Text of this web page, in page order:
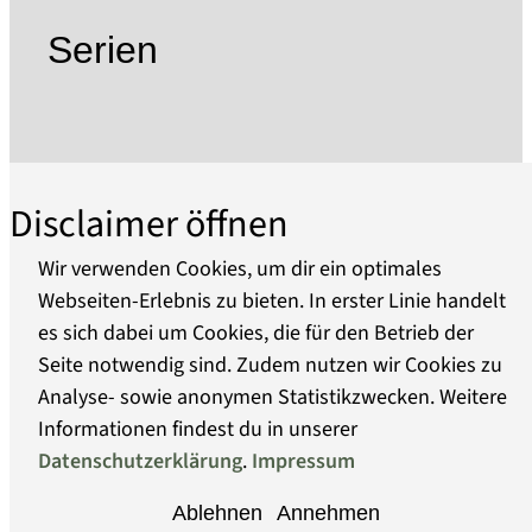
Rahmen von Sonderveranstaltung oder nach
Das Heimatmuseum Stadt Teltow befindet sich
in Trägerschaft des Heimatvereins Stadt Teltow
Serien
Über uns
Barrierefreiheit
Datenschutz
Disclaimer öffnen
Wir verwenden Cookies, um dir ein optimales
Webseiten-Erlebnis zu bieten. In erster Linie handelt
es sich dabei um Cookies, die für den Betrieb der
Seite notwendig sind. Zudem nutzen wir Cookies zu
Analyse- sowie anonymen Statistikzwecken. Weitere
Informationen findest du in unserer
Datenschutzerklärung. Impressum
Ablehnen Annehmen